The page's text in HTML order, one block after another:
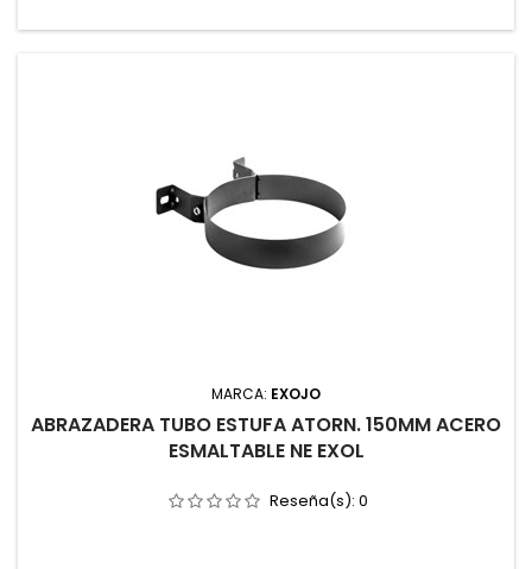
MARCA: EXOJO
ABRAZADERA TUBO ESTUFA ATORN. 150MM ACERO
ESMALTABLE NE EXOL
Reseña(s): 0